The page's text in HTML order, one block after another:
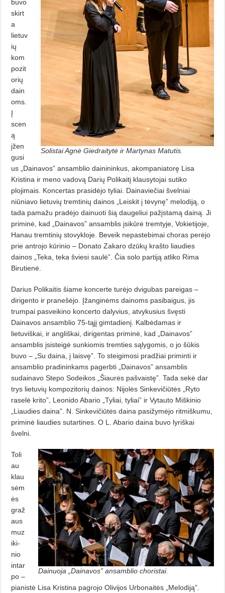
Solistai Agnė Giedraitytė ir Martynas Matutis.
bu­vo
skirt
a
lietuv
ių
kom
pozit
orių
dain
oms.
Į
scen
ą
įžen
gusi
us „Dainavos” ansamblio dainininkus, akompa­niatorę Lisa
Kristina ir meno vadovą Darių Polikaitį klausytojai sutiko
plojimais. Koncertas prasidėjo tyliai. Dainaviečiai švelniai
niūniavo lietuvių tremtinių dainos „Leiskit į tėvynę” melodiją, o
tada pamažu pradėjo dainuoti šią daugeliui pažįstamą dainą. Ji
priminė, kad „Dainavos” ansamblis įsikūrė tremtyje, Vokietijoje,
Hanau tremtinių stovykloje. Beveik nepastebimai choras perėjo
prie antrojo kūrinio – Dona­to Zakaro dzūkų krašto liaudies
dainos „Teka, teka šviesi saulė”. Čia solo partiją atliko Rima
Birutienė.
Darius Polikaitis šiame koncerte turėjo dvigubas pareigas –
dirigento ir pranešėjo. Įžanginėms dainoms pasibaigus, jis
trumpai pasveikino koncer­­to dalyvius, atvykusius švęsti
Dainavos ansamblio 75-tąjį gimtadienį. Kalbėdamas ir
lietuviškai, ir angliškai, dirigentas priminė, kad „Dainavos”
ansamblis įsisteigė sunkiomis tremties sąlygomis, o jo šūkis
buvo – „Su daina, į laisvę”. To steigimosi pradžiai primin­ti ir
ansamblio pradininkams pagerbti „Dainavos” ansamblis
sudainavo Stepo Sodeikos „Šiaurės pašvaistę”. Ta­da sekė dar
trys lietuvių kompozitorių dainos: Nijolės Sinkevičiūtės „Ryto
raselė krito”, Leonido Abario „Tyliai, tyliai” ir Vytauto Miškinio
„Liaudies daina”. N. Sinkevičiūtės daina pasižymėjo ritmiškumu,
priminė liaudies su­tartines. O L. Abario daina buvo lyriškai
švelni.
Dainuoja „Dainavos” ansamblio choristai.
Toli
au
klau
sėm
ės
graž
aus
muz
iki­
nio
intar
po –
pianistė Lisa Kristina pagrojo Olivijos Urbonaitės „Melodiją”.